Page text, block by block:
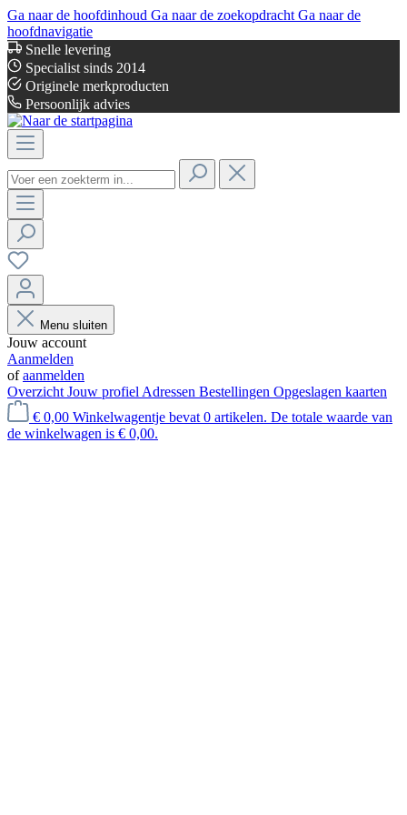
Ga naar de hoofdinhoud Ga naar de zoekopdracht Ga naar de
hoofdnavigatie
Snelle levering
Specialist sinds 2014
Originele merkproducten
Persoonlijk advies
Menu sluiten
Jouw account
Aanmelden
ofaanmelden
Overzicht Jouw profiel Adressen Bestellingen Opgeslagen kaarten
€ 0,00 Winkelwagentje bevat 0 artikelen. De totale waarde van
de winkelwagen is € 0,00.